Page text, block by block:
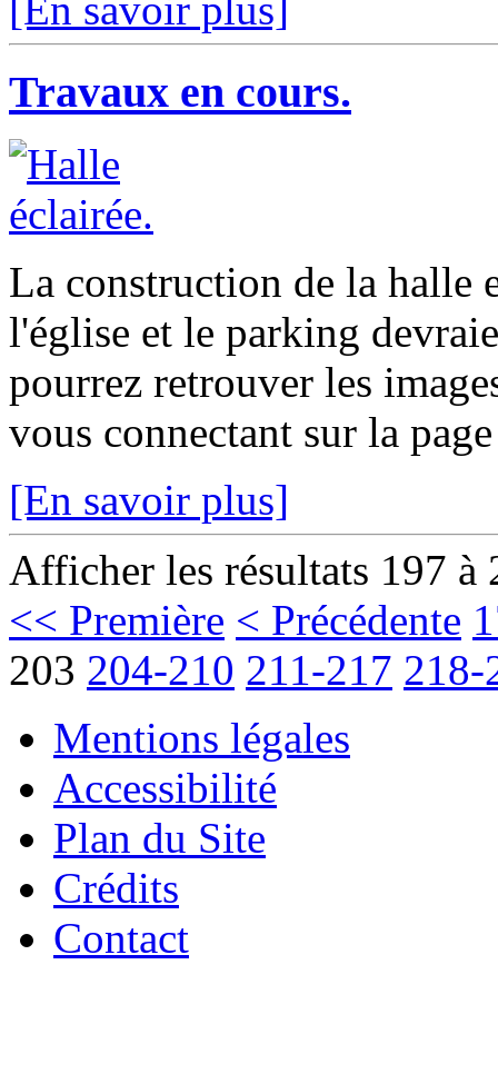
Travaux en cours.
La construction de la halle
l'église et le parking
pourrez retrouver les
vous connectant sur la
[En savoir plus]
Afficher les résultats 197 à
<< Première < Précédente
203 204-210 211-217 218-
Mentions légales
Accessibilité
Plan du Site
Crédits
Contact